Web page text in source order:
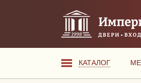
КАТАЛОГ